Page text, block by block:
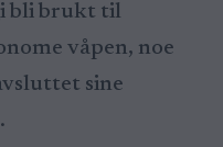
bli brukt til
våpen, noe
sine